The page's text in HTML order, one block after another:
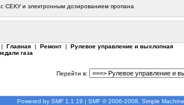
СЕКУ и электронным дозированием пропана
| Главная | Ремонт | Рулевое управление и выхлопная
газа
Перейти в:
Powered by SMF 1.1.19 | SMF © 2006-2008, Simple